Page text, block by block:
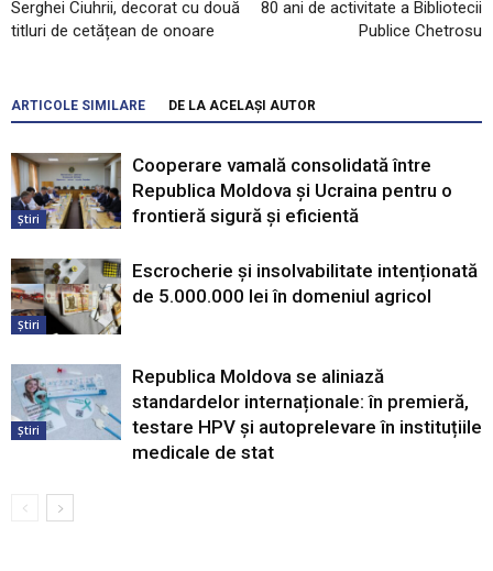
Serghei Ciuhrii, decorat cu două
titluri de cetățean de onoare
80 ani de activitate a Bibliotecii
Publice Chetrosu
ARTICOLE SIMILARE DE LA ACELAȘI AUTOR
Știri
Cooperare vamală consolidată între
Republica Moldova și Ucraina pentru o
frontieră sigură și eficientă
Știri
Escrocherie și insolvabilitate intenționată
de 5.000.000 lei în domeniul agricol
Știri
Republica Moldova se aliniază
standardelor internaționale: în premieră,
testare HPV și autoprelevare în instituțiile
medicale de stat